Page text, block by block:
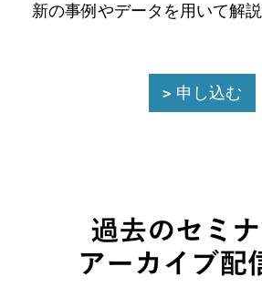
新の事例やデータを用いて解説
申し込む